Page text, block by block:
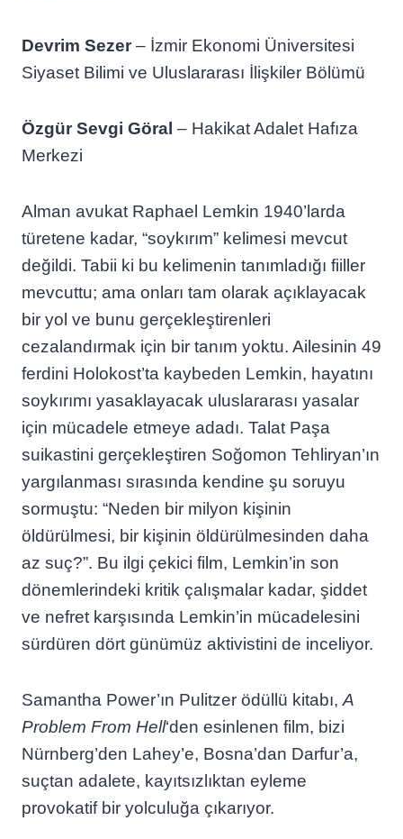
Devrim Sezer – İzmir Ekonomi Üniversitesi
Siyaset Bilimi ve Uluslararası İlişkiler Bölümü
Özgür Sevgi Göral – Hakikat Adalet Hafıza
Merkezi
Alman avukat Raphael Lemkin 1940’larda
türetene kadar, “soykırım” kelimesi mevcut
değildi. Tabii ki bu kelimenin tanımladığı fiiller
mevcuttu; ama onları tam olarak açıklayacak
bir yol ve bunu gerçekleştirenleri
cezalandırmak için bir tanım yoktu. Ailesinin 49
ferdini Holokost’ta kaybeden Lemkin, hayatını
soykırımı yasaklayacak uluslararası yasalar
için mücadele etmeye adadı. Talat Paşa
suikastini gerçekleştiren Soğomon Tehliryan’ın
yargılanması sırasında kendine şu soruyu
sormuştu: “Neden bir milyon kişinin
öldürülmesi, bir kişinin öldürülmesinden daha
az suç?”. Bu ilgi çekici film, Lemkin’in son
dönemlerindeki kritik çalışmalar kadar, şiddet
ve nefret karşısında Lemkin’in mücadelesini
sürdüren dört günümüz aktivistini de inceliyor.
Samantha Power’ın Pulitzer ödüllü kitabı, A
Problem From Hell‘den esinlenen film, bizi
Nürnberg’den Lahey’e, Bosna’dan Darfur’a,
suçtan adalete, kayıtsızlıktan eyleme
provokatif bir yolculuğa çıkarıyor.